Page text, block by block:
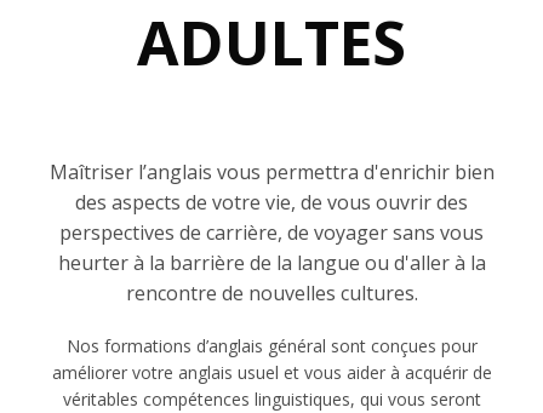
ADULTES
Maîtriser l’anglais vous permettra d'enrichir bien
des aspects de votre vie, de vous ouvrir des
perspectives de carrière, de voyager sans vous
heurter à la barrière de la langue ou d'aller à la
rencontre de nouvelles cultures.
Nos formations d’anglais général sont conçues pour
améliorer votre anglais usuel et vous aider à acquérir de
véritables compétences linguistiques, qui vous seront